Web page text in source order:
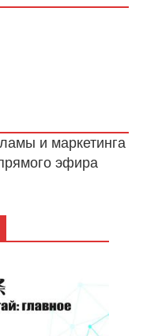
и маркетинга
эфира